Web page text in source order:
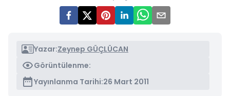
Yazar:Zeynep GÜÇLÜCAN
Görüntülenme:
Yayınlanma Tarihi:26 Mart 2011